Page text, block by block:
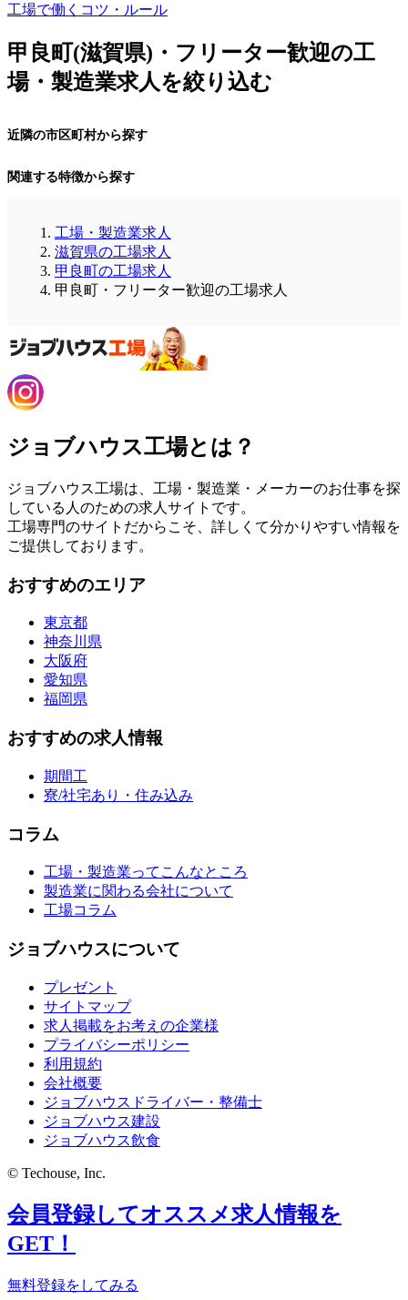
工場で働くコツ・ルール
甲良町(滋賀県)・フリーター歓迎の工
場・製造業求人を絞り込む
近隣の市区町村から探す
関連する特徴から探す
工場・製造業求人
滋賀県の工場求人
甲良町の工場求人
甲良町・フリーター歓迎の工場求人
ジョブハウス工場とは？
ジョブハウス工場は、工場・製造業・メーカーのお仕事を探
している人のための求人サイトです。
工場専門のサイトだからこそ、詳しくて分かりやすい情報を
ご提供しております。
おすすめのエリア
東京都
神奈川県
大阪府
愛知県
福岡県
おすすめの求人情報
期間工
寮/社宅あり・住み込み
コラム
工場・製造業ってこんなところ
製造業に関わる会社について
工場コラム
ジョブハウスについて
プレゼント
サイトマップ
求人掲載をお考えの企業様
プライバシーポリシー
利用規約
会社概要
ジョブハウスドライバー・整備士
ジョブハウス建設
ジョブハウス飲食
© Techouse, Inc.
会員登録してオススメ求人情報を
GET！
無料登録をしてみる